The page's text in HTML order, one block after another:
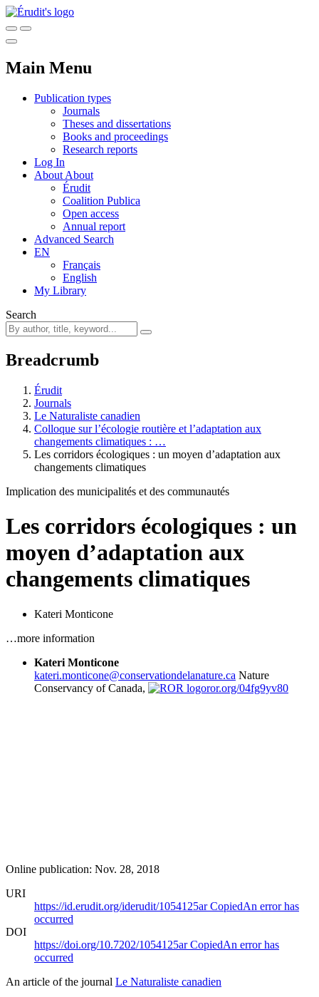
Main Menu
Publication types
Journals
Theses and dissertations
Books and proceedings
Research reports
Log In
About About
Érudit
Coalition Publica
Open access
Annual report
Advanced Search
EN
Français
English
My Library
Search
Breadcrumb
Érudit
Journals
Le Naturaliste canadien
Colloque sur l’écologie routière et l’adaptation aux
changements climatiques : …
Les corridors écologiques : un moyen d’adaptation aux
changements climatiques
Implication des municipalités et des communautés
Les corridors écologiques : un
moyen d’adaptation aux
changements climatiques
Kateri Monticone
…more information
Kateri Monticone
kateri.monticone@conservationdelanature.ca Nature
Conservancy of Canada,
ror.org/04fg9yv80
Online publication: Nov. 28, 2018
URI
https://id.erudit.org/iderudit/1054125arCopiedAn error has
occurred
DOI
https://doi.org/10.7202/1054125arCopiedAn error has
occurred
An article of the journal Le Naturaliste canadien